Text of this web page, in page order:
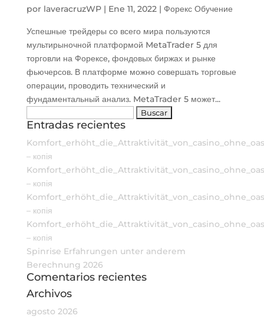
por laveracruzWP| Ene 11, 2022| Форекс Обучение
Успешные трейдеры со всего мира пользуются
мультирыночной платформой MetaTrader 5 для
торговли на Форексе, фондовых биржах и рынке
фьючерсов. В платформе можно совершать торговые
операции, проводить технический и
фундаментальный анализ. MetaTrader 5 может...
Entradas recientes
– копія
– копія
– копія
– копія
Spinrise Erfahrungen unter anderem
Berechnung 2026
Comentarios recientes
Archivos
agosto 2026